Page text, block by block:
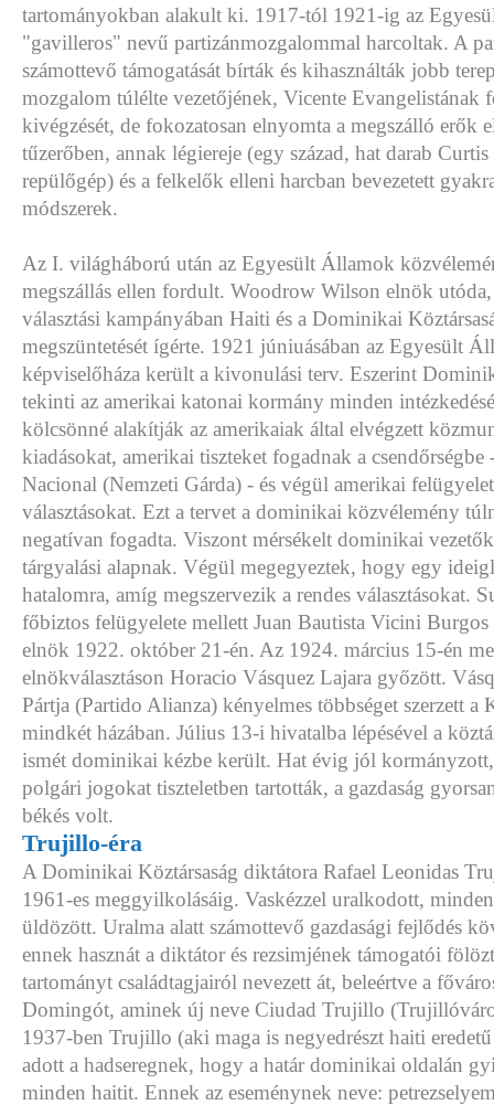
tartományokban alakult ki. 1917-tól 1921-ig az
"gavilleros" nevű partizánmozgalommal harcoltak. A
számottevő támogatását bírták és kihasználták jobb
mozgalom túlélte vezetőjének, Vicente Evangelistának
kivégzését, de fokozatosan elnyomta a megszálló erők
tűzerőben, annak légiereje (egy század, hat darab
repülőgép) és a felkelők elleni harcban bevezetett
módszerek.
Az I. világháború után az Egyesült Államok
megszállás ellen fordult. Woodrow Wilson elnök
választási kampányában Haiti és a Dominikai
megszüntetését ígérte. 1921 júniuásában az Egyesült
képviselőháza került a kivonulási terv. Eszerint
tekinti az amerikai katonai kormány minden
kölcsönné alakítják az amerikaiak által elvégzett
kiadásokat, amerikai tiszteket fogadnak a csendőrségbe
Nacional (Nemzeti Gárda) - és végül amerikai
választásokat. Ezt a tervet a dominikai közvélemény
negatívan fogadta. Viszont mérsékelt dominikai
tárgyalási alapnak. Végül megegyeztek, hogy egy
hatalomra, amíg megszervezik a rendes választásokat.
főbiztos felügyelete mellett Juan Bautista Vicini Burgos
elnök 1922. október 21-én. Az 1924. március 15-én
elnökválasztáson Horacio Vásquez Lajara győzött.
Pártja (Partido Alianza) kényelmes többséget szerzett a
mindkét házában. Július 13-i hivatalba lépésével a
ismét dominikai kézbe került. Hat évig jól
polgári jogokat tiszteletben tartották, a gazdaság
békés volt.
Trujillo-éra
A Dominikai Köztársaság diktátora Rafael Leonidas
1961-es meggyilkolásáig. Vaskézzel uralkodott,
üldözött. Uralma alatt számottevő gazdasági fejlődés
ennek hasznát a diktátor és rezsimjének támogatói
tartományt családtagjairól nevezett át, beleértve a
Domingót, aminek új neve Ciudad Trujillo
1937-ben Trujillo (aki maga is negyedrészt haiti
adott a hadseregnek, hogy a határ dominikai oldalán
minden haitit. Ennek az eseménynek neve: